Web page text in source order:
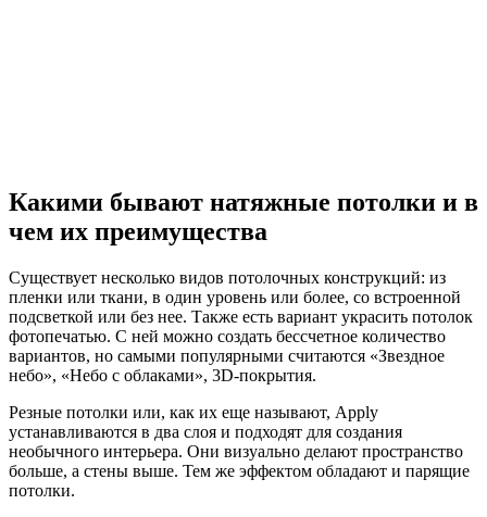
Какими бывают натяжные потолки и в
чем их преимущества
Существует несколько видов потолочных конструкций: из
пленки или ткани, в один уровень или более, со встроенной
подсветкой или без нее. Также есть вариант украсить потолок
фотопечатью. С ней можно создать бессчетное количество
вариантов, но самыми популярными считаются «Звездное
небо», «Небо с облаками», 3D-покрытия.
Резные потолки или, как их еще называют, Apply
устанавливаются в два слоя и подходят для создания
необычного интерьера. Они визуально делают пространство
больше, а стены выше. Тем же эффектом обладают и парящие
потолки.